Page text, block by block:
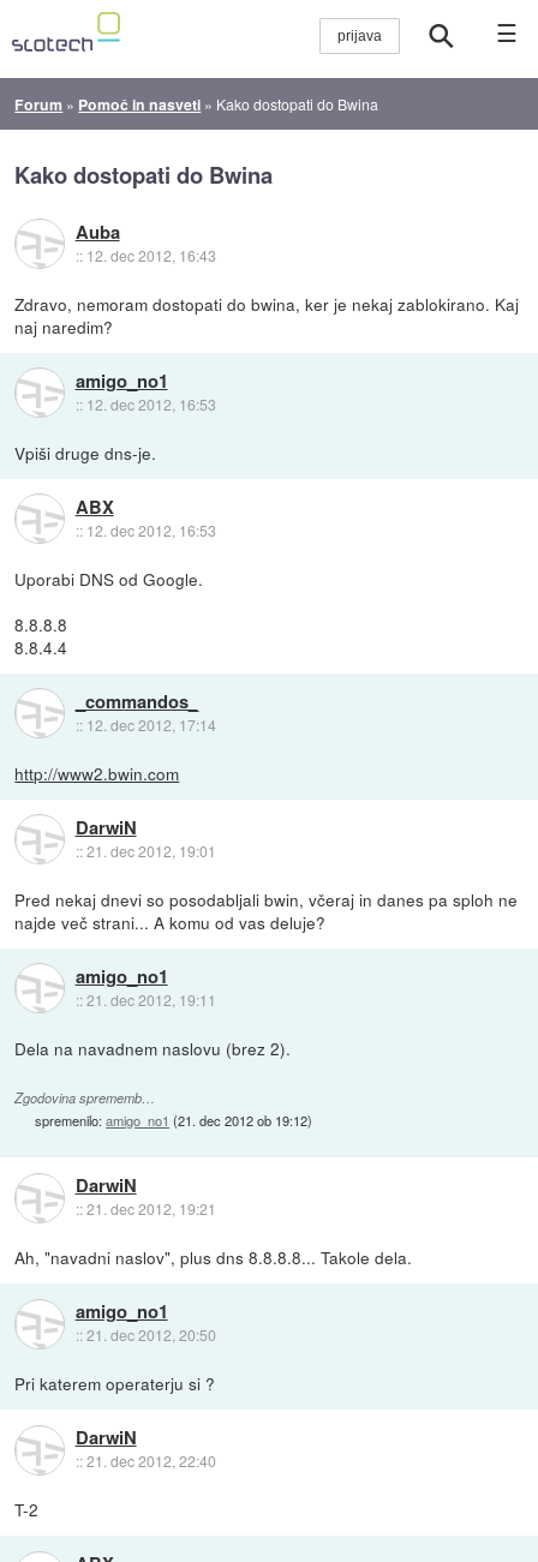
☰
Forum » Pomoč in nasveti » Kako dostopati do Bwina
Kako dostopati do Bwina
Auba
:: 12. dec 2012, 16:43
Zdravo, nemoram dostopati do bwina, ker je nekaj zablokirano. Kaj
naj naredim?
amigo_no1
:: 12. dec 2012, 16:53
Vpiši druge dns-je.
ABX
:: 12. dec 2012, 16:53
Uporabi DNS od Google.
8.8.8.8
8.8.4.4
_commandos_
:: 12. dec 2012, 17:14
http://www2.bwin.com
DarwiN
::21. dec 2012, 19:01
Pred nekaj dnevi so posodabljali bwin, včeraj in danes pa sploh ne
najde več strani... A komu od vas deluje?
amigo_no1
::21. dec 2012, 19:11
Dela na navadnem naslovu (brez 2).
Zgodovina sprememb…
spremenilo:amigo_no1 (21. dec 2012 ob 19:12)
DarwiN
::21. dec 2012, 19:21
Ah, "navadni naslov", plus dns 8.8.8.8... Takole dela.
amigo_no1
::21. dec 2012, 20:50
Pri katerem operaterju si ?
DarwiN
::21. dec 2012, 22:40
T-2